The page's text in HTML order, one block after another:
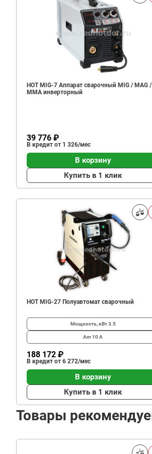
HOT MIG-7 Аппарат сварочный MIG / MAG /
ММА инверторный
39 776 ₽
В кредит от 1 326/мес
В корзину
Купить в 1 клик
HOT MIG-27 Полуавтомат сварочный
Мощность, кВт3.5
Am 10 А
188 172 ₽
В кредит от 6 272/мес
В корзину
Купить в 1 клик
Товары